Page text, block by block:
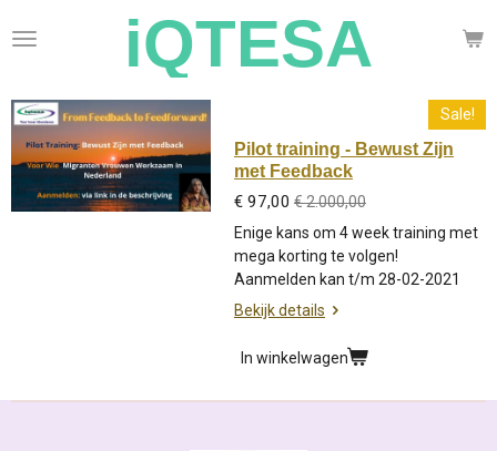
direct
hoofdinhoud
iQTESA
Sale!
Pilot training - Bewust Zijn
met Feedback
€ 97,00 € 2.000,00
Enige kans om 4 week training met
mega korting te volgen!
Aanmelden kan t/m 28-02-2021
Bekijk details
In winkelwagen